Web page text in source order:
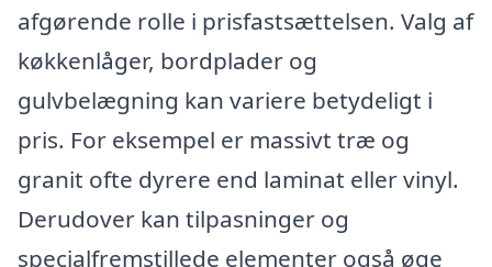
afgørende rolle i prisfastsættelsen. Valg af
køkkenlåger, bordplader og
gulvbelægning kan variere betydeligt i
pris. For eksempel er massivt træ og
granit ofte dyrere end laminat eller vinyl.
Derudover kan tilpasninger og
specialfremstillede elementer også øge